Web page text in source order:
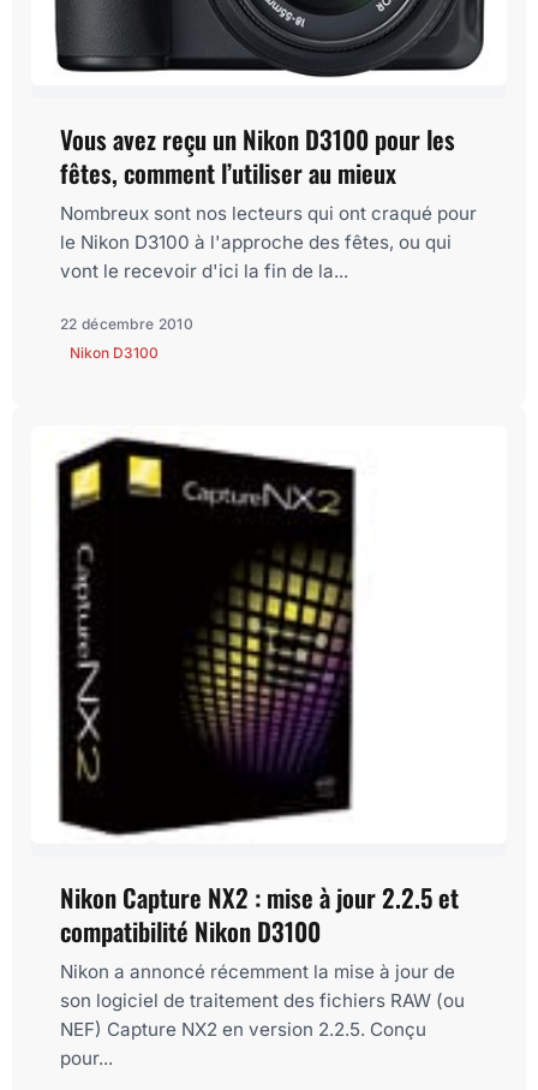
Vous avez reçu un Nikon D3100 pour les
fêtes, comment l’utiliser au mieux
Nombreux sont nos lecteurs qui ont craqué pour
le Nikon D3100 à l'approche des fêtes, ou qui
vont le recevoir d'ici la fin de la...
22 décembre 2010
Nikon D3100
Nikon Capture NX2 : mise à jour 2.2.5 et
compatibilité Nikon D3100
Nikon a annoncé récemment la mise à jour de
son logiciel de traitement des fichiers RAW (ou
NEF) Capture NX2 en version 2.2.5. Conçu
pour...